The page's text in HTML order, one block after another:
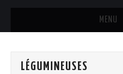
MENU
DISTRIBUTION
LÉGUMINEUSES